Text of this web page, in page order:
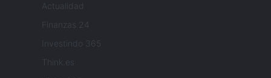
Actualidad
Finanzas 24
Investindo 365
Think.es